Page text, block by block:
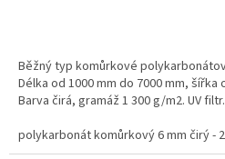
Běžný typ komůrkové
Délka od 1000 mm do 7000 mm, šířka
Barva čirá, gramáž 1 300 g/m2. UV
polykarbonát komůrkový 6 mm čirý -